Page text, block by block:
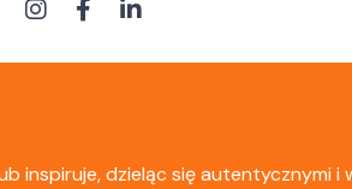
dzieląc się autentycznymi i